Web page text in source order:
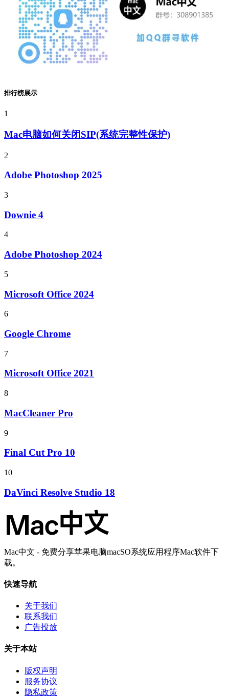
排行榜展示
1
Mac电脑如何关闭SIP(系统完整性保护)
2
Adobe Photoshop 2025
3
Downie 4
4
Adobe Photoshop 2024
5
Microsoft Office 2024
6
Google Chrome
7
Microsoft Office 2021
8
MacCleaner Pro
9
Final Cut Pro 10
10
DaVinci Resolve Studio 18
Mac中文 - 免费分享苹果电脑macSO系统应用程序Mac软件下
载。
快速导航
关于我们
联系我们
广告投放
关于本站
版权声明
服务协议
隐私政策